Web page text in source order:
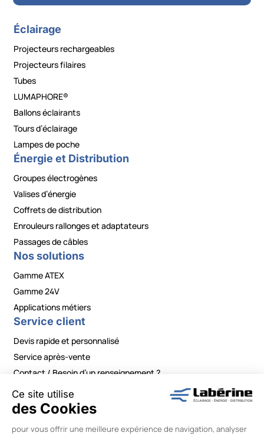
Éclairage
Projecteurs rechargeables
Projecteurs filaires
Tubes
LUMAPHORE®
Ballons éclairants
Tours d’éclairage
Lampes de poche
Énergie et Distribution
Groupes électrogènes
Valises d’énergie
Coffrets de distribution
Enrouleurs rallonges et adaptateurs
Passages de câbles
Nos solutions
Gamme ATEX
Gamme 24V
Applications métiers
Service client
Devis rapide et personnalisé
Service après-vente
Contact / Besoin d’un renseignement ?